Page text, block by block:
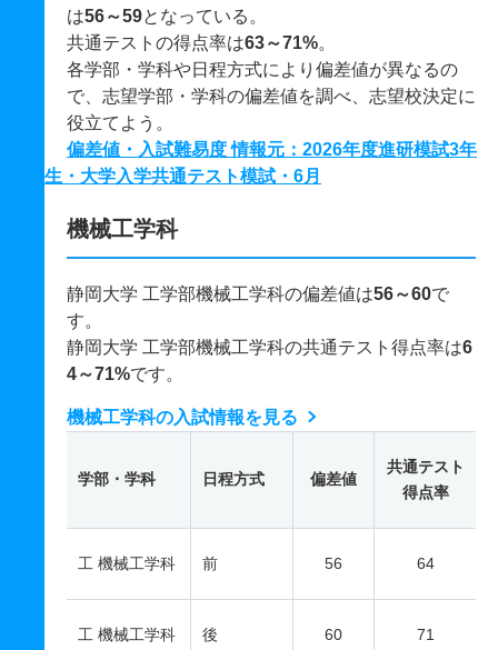
は56～59となっている。
共通テストの得点率は63～71%。
各学部・学科や日程方式により偏差値が異なるの
で、志望学部・学科の偏差値を調べ、志望校決定に
役立てよう。
偏差値・入試難易度 情報元：2026年度進研模試3年
生・大学入学共通テスト模試・6月
機械工学科
静岡大学 工学部機械工学科の偏差値は56～60で
す。
静岡大学 工学部機械工学科の共通テスト得点率は6
4～71%です。
機械工学科の入試情報を見る
学部・学科 日程方式 偏差値
共通テスト
得点率
工 機械工学科 前 56 64
工 機械工学科 後 60 71